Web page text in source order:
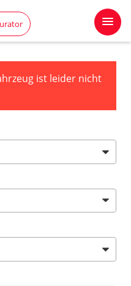
ist leider nicht